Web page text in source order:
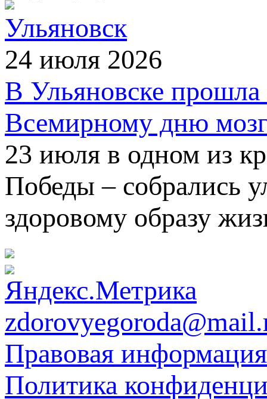
Ульяновск
24 июля 2026
В Ульяновске прошла
Всемирному дню
23 июля в одном из
Победы – собрались
здоровому образу
Правовая информация
Политика